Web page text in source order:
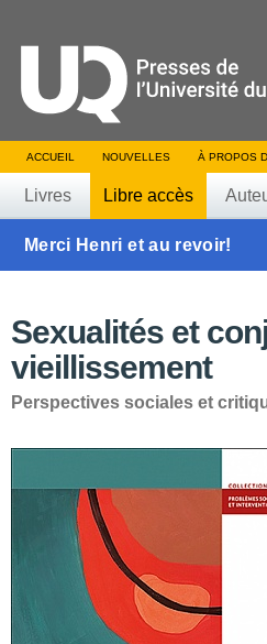
ACCUEIL NOUVELLES À PROPOS
Livres Libre accès
Merci Henri et au revoir!
Sexualités et
vieillissement
Perspectives sociales et